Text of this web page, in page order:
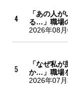
「あの人
る…」職場
2026年08
「なぜ私
か…」職場
2026年07